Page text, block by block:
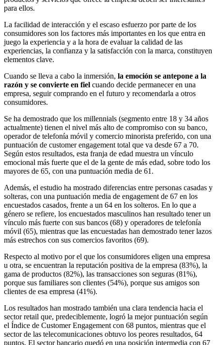
para ellos.
La facilidad de interacción y el escaso esfuerzo por parte de los
consumidores son los factores más importantes en los que entra en
juego la experiencia y a la hora de evaluar la calidad de las
experiencias, la confianza y la satisfacción con la marca, constituyen
elementos clave.
Cuando se lleva a cabo la inmersión, la emoción se antepone a la
razón y se convierte en fiel cuando decide permanecer en una
empresa, seguir comprando en el futuro y recomendarla a otros
consumidores.
Se ha demostrado que los millennials (segmento entre 18 y 34 años
actualmente) tienen el nivel más alto de compromiso con su banco,
operador de telefonía móvil y comercio minorista preferido, con una
puntuación de customer engagement total que va desde 67 a 70.
Según estos resultados, esta franja de edad muestra un vínculo
emocional más fuerte que el de la gente de más edad, sobre todo los
mayores de 65, con una puntuación media de 61.
Además, el estudio ha mostrado diferencias entre personas casadas y
solteras, con una puntuación media de engagement de 67 en los
encuestados casados, frente a un 64 en los solteros. En lo que a
género se refiere, los encuestados masculinos han resultado tener un
vínculo más fuerte con sus bancos (68) y operadores de telefonía
móvil (65), mientras que las encuestadas han demostrado tener lazos
más estrechos con sus comercios favoritos (69).
Respecto al motivo por el que los consumidores eligen una empresa
u otra, se encuentran la reputación positiva de la empresa (83%), la
gama de productos (82%), las transacciones son seguras (81%),
porque sus familiares son clientes (54%), porque sus amigos son
clientes de esa empresa (41%).
Los resultados han mostrado también una clara tendencia hacia el
sector retail que, predeciblemente, logró la mejor puntuación según
el Índice de Customer Engagement con 68 puntos, mientras que el
sector de las telecomunicaciones obtuvo los peores resultados, 64
puntos. El sector bancario quedó en una posición intermedia con 67